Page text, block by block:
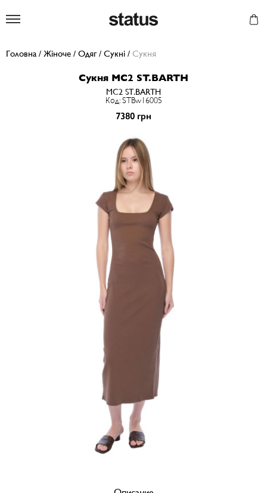
Головна / Жіноче / Одяг/ Сукні / Сукня
Сукня MC2 ST.BARTH
MC2 ST.BARTH
Код: STBw16005
7380 грн